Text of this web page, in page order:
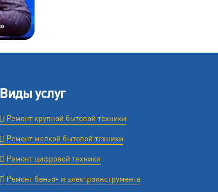
Виды услуг
Ремонт крупной бытовой техники
Ремонт мелкой бытовой техники
Ремонт цифровой техники
Ремонт бензо- и электроинструмента